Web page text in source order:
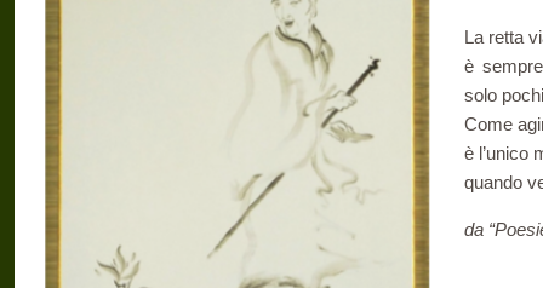
La retta
è
solo
Come
è l’unico
quando
da